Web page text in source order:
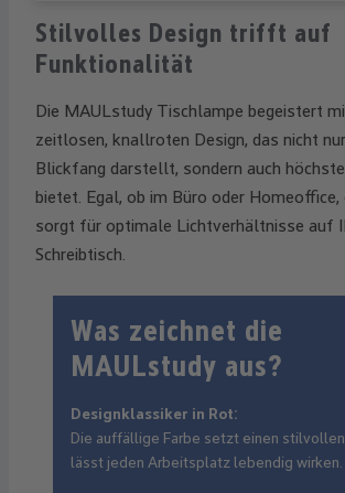
Stilvolles Design trifft auf
Funktionalität
Die MAULstudy Tischlampe begeistert
zeitlosen, knallroten Design, das nicht
Blickfang darstellt, sondern auch
bietet. Egal, ob im Büro oder Homeoffice,
sorgt für optimale Lichtverhältnisse auf
Schreibtisch.
Was zeichnet die
MAULstudy aus?
Designklassiker in Rot:
Die auffällige Farbe setzt einen
lässt jeden Arbeitsplatz lebendig wirken.